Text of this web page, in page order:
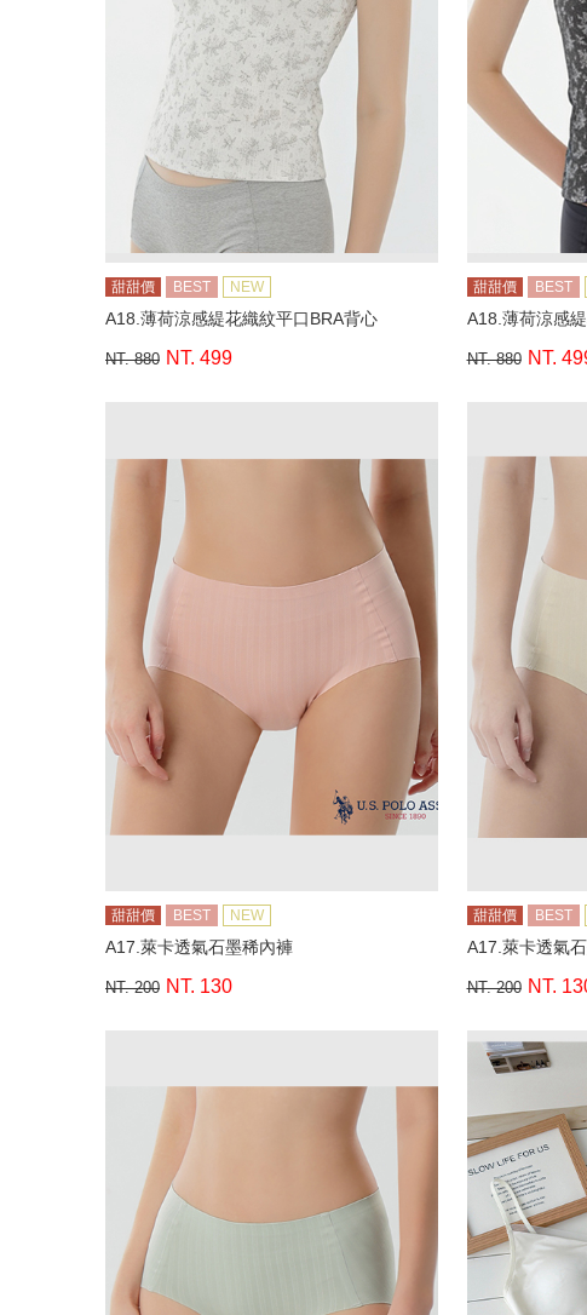
甜甜價 BEST NEW
A18.薄荷涼感緹花織紋平口BRA背心
NT. 880 NT. 499
甜甜價 BEST
A18.薄荷涼感
NT. 880 NT.
甜甜價 BEST NEW
A17.萊卡透氣石墨稀內褲
NT. 200 NT. 130
甜甜價 BEST
A17.萊卡透氣
NT. 200 NT.